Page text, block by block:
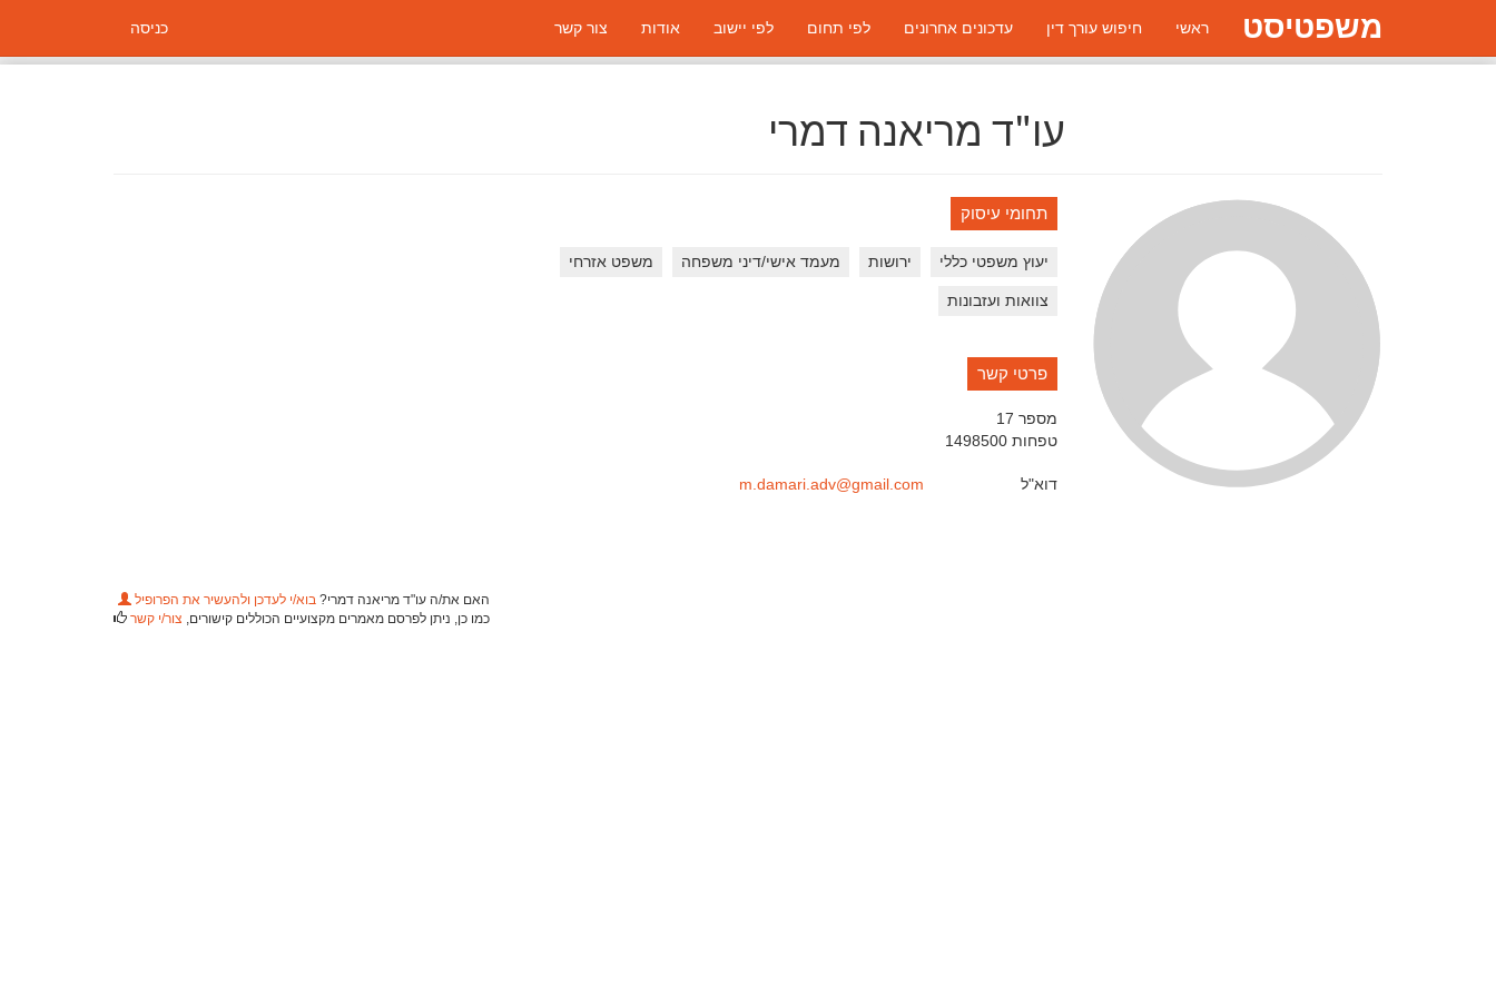
משפטיסט ראשי חיפוש עורך דין עדכונים אחרונים לפי תחום לפי יישוב אודות צור קשר כניסה
עו"ד מריאנה דמרי
תחומי עיסוק
יעוץ משפטי כללי ירושות מעמד אישי/דיני משפחה משפט אזרחי
צוואות ועזבונות
פרטי קשר
מספר 17
טפחות 1498500
דוא"ל m.damari.adv@gmail.com
האם את/ה עו"ד מריאנה דמרי? בוא/י לעדכן ולהעשיר את הפרופיל
כמו כן, ניתן לפרסם מאמרים מקצועיים הכוללים קישורים, צור/י קשר